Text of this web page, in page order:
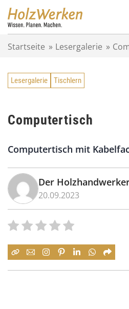
Startseite » Lesergalerie »
Lesergalerie Tischlern
Computertisch
Computertisch mit
Der
20.09.2023